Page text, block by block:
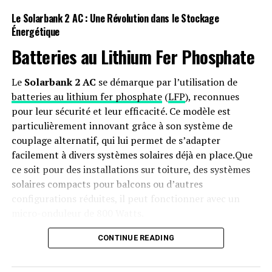
potentiels sur leur vol prévu le mois prochain. « En tant
que professionnels, ils se portent très bien », a déclaré
Joe Acaba, astronaute en chef de la NASA. « Nous
sommes tous préoccupés par notre équipage en orbite
et prêts à faire tout ce qu’il faut pour soutenir ces
membres d’équipage. »
En attendant le retour de Wilmore et Williams, la NASA
prévoit de lancer un vaisseau Progress non habité
mercredi soir pour livrer « près de trois tonnes de
nourriture, de carburant et de fournitures » à la station
spatiale.
Le Solarbank 2 AC : Une Révolution dans le Stockage
Énergétique
Batteries au Lithium Fer Phosphate
Le Solarbank 2 AC se démarque par l’utilisation de
batteries au lithium fer phosphate(LFP), reconnues
pour leur sécurité et leur efficacité. Ce modèle est
particulièrement innovant grâce à son système de
couplage alternatif, qui lui permet de s’adapter
facilement à divers systèmes solaires déjà en place.Que
ce soit pour des installations sur toiture, des systèmes
solaires compacts pour balcons ou d’autres
configurations réduites, il peut fonctionner avec un
Capacité et flexibilité Énergétique
CONTINUE READING